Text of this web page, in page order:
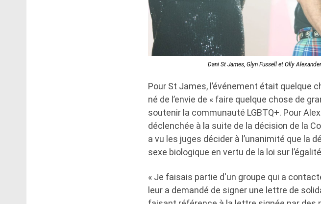
Dani St James, Glyn Fussell et Olly
Pour St James, l’événement était quelque
né de l’envie de « faire quelque chose de
soutenir la communauté LGBTQ+. Pour
déclenchée à la suite de la décision de la
a vu les juges décider à l’unanimité que la
sexe biologique en vertu de la loi sur
« Je faisais partie d'un groupe qui a
leur a demandé de signer une lettre de